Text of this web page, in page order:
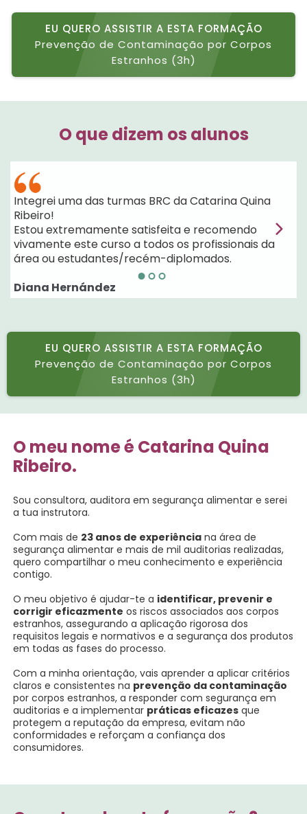
EU QUERO ASSISTIR A ESTA FORMAÇÃO
Prevenção de Contaminação por Corpos
Estranhos (3h)
O que dizem os alunos
Integrei uma das turmas BRC da Catarina Quina
Ribeiro!
Estou extremamente satisfeita e recomendo
vivamente este curso a todos os profissionais da
área ou estudantes/recém-diplomados.
Diana Hernández
EU QUERO ASSISTIR A ESTA FORMAÇÃO
Prevenção de Contaminação por Corpos
Estranhos (3h)
O meu nome é Catarina Quina
Ribeiro.
Sou consultora, auditora em segurança alimentar e serei
a tua instrutora.
Com mais de 23 anos de experiência na área de
segurança alimentar e mais de mil auditorias realizadas,
quero compartilhar o meu conhecimento e experiência
contigo.
O meu objetivo é ajudar-te a identificar, prevenir e
corrigir eficazmente os riscos associados aos corpos
estranhos, assegurando a aplicação rigorosa dos
requisitos legais e normativos e a segurança dos produtos
em todas as fases do processo.
Com a minha orientação, vais aprender a aplicar critérios
claros e consistentes na prevenção da contaminação
por corpos estranhos, a responder com segurança em
auditorias e a implementar práticas eficazes que
protegem a reputação da empresa, evitam não
conformidades e reforçam a confiança dos
consumidores.